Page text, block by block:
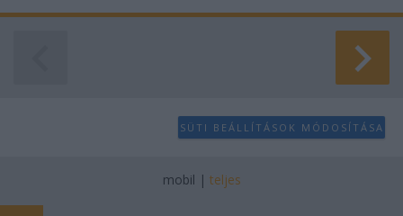
SÜTI BEÁLLÍTÁSOK MÓDOSÍTÁSA
mobil | teljes